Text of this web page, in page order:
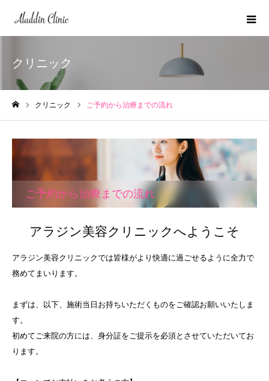
クリニック
クリニック ご予約から治療までの流れ
ご予約から治療までの流れ
アラジン美容クリニックへようこそ
アラジン美容クリニックでは皆様がより快適に過ごせるように全力で
務めてまいります。
まずは、以下、施術当日お持ちいただくものをご確認お願いいたしま
す。
初めてご来院の方には、身分証をご提示を必須とさせていただいてお
ります。